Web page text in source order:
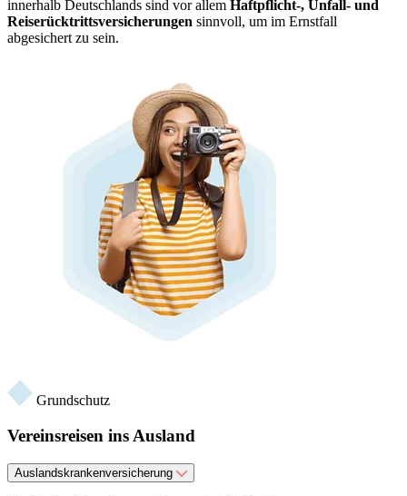
innerhalb Deutschlands sind vor allem Haftpflicht-, Unfall- und
Reiserücktrittsversicherungen sinnvoll, um im Ernstfall
abgesichert zu sein.
Grundschutz
Vereinsreisen ins Ausland
Auslandskrankenversicherung